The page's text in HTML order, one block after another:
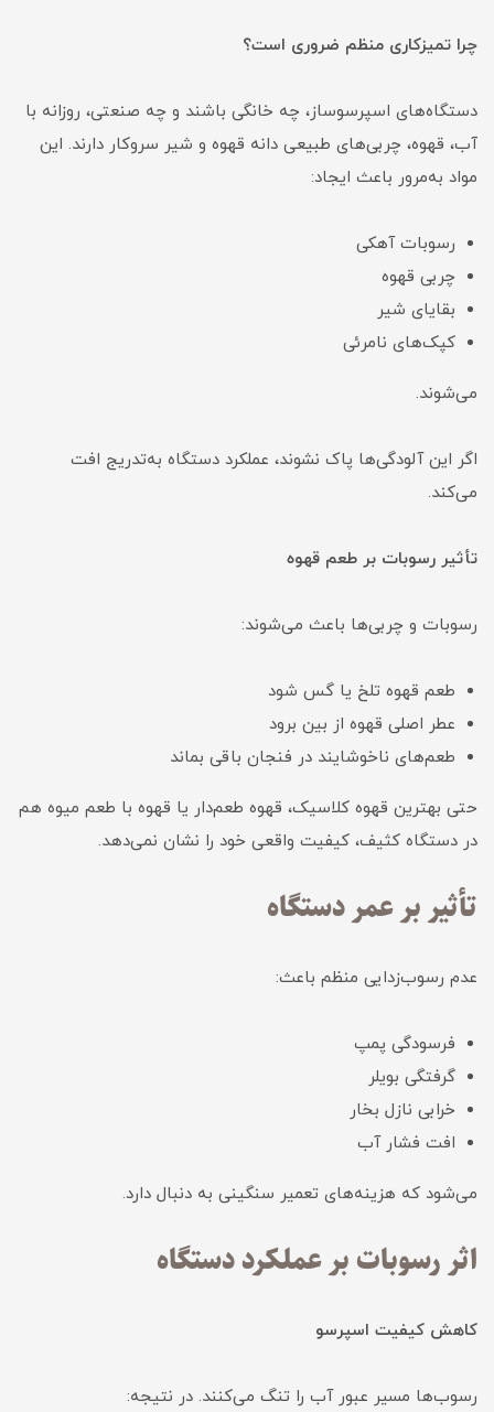
چرا تمیزکاری منظم ضروری است؟
دستگاه‌های اسپرسوساز، چه خانگی باشند و چه صنعتی، روزانه با
آب، قهوه، چربی‌های طبیعی دانه قهوه و شیر سروکار دارند. این
مواد به‌مرور باعث ایجاد:
رسوبات آهکی
چربی قهوه
بقایای شیر
کپک‌های نامرئی
می‌شوند.
اگر این آلودگی‌ها پاک نشوند، عملکرد دستگاه به‌تدریج افت
می‌کند.
تأثیر رسوبات بر طعم قهوه
رسوبات و چربی‌ها باعث می‌شوند:
طعم قهوه تلخ یا گس شود
عطر اصلی قهوه از بین برود
طعم‌های ناخوشایند در فنجان باقی بماند
حتی بهترین قهوه کلاسیک، قهوه طعم‌دار یا قهوه با طعم میوه هم
در دستگاه کثیف، کیفیت واقعی خود را نشان نمی‌دهد.
تأثیر بر عمر دستگاه
عدم رسوب‌زدایی منظم باعث:
فرسودگی پمپ
گرفتگی بویلر
خرابی نازل بخار
افت فشار آب
می‌شود که هزینه‌های تعمیر سنگینی به دنبال دارد.
اثر رسوبات بر عملکرد دستگاه
کاهش کیفیت اسپرسو
رسوب‌ها مسیر عبور آب را تنگ می‌کنند. در نتیجه: